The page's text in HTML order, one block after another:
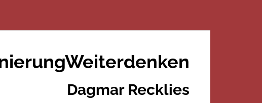
Dagmar Recklies